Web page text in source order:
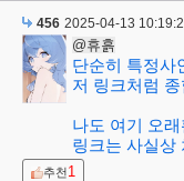
456 2025-04-13
@휴흙
단순히 특정사
저 링크처럼
나도 여기 오
링크는 사실상
추천1